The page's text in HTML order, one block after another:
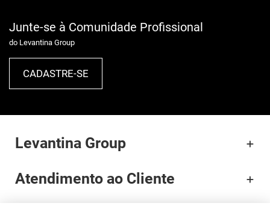
Junte-se à Comunidade Profissional
do Levantina Group
CADASTRE-SE
Levantina Group
Atendimento ao Cliente